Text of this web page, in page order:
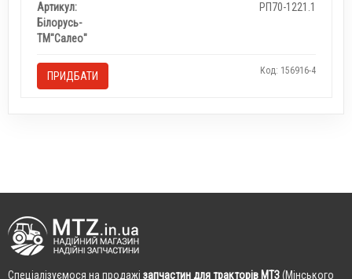
Артикул:
РП70-1221.1
Білорусь-
ТМ"Салео"
ПРИДБАТИ Код: 156916-4
Cпеціалізуємося на продажі запчастин для тракторів МТЗ(Мінського